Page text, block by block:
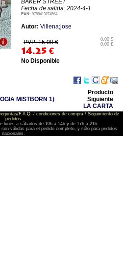
BAKER STREET
Fecha de salida: 2024-4-1
EAN: 9788419274564
Autor: Villena;jose
PVP: 15.00 €
14.25 €
0.00 $
0.00 £
No Disponible
MISTBORN 1)
Producto
Siguiente
LA CARTA
F.A.Q. / condiciones de compra/ Seguimiento de
pedidos
lunes a sábados de 10h a 14h y de 17h a 21h.
válidas para el pedido completo, y sólo para pedidos
nacionales.